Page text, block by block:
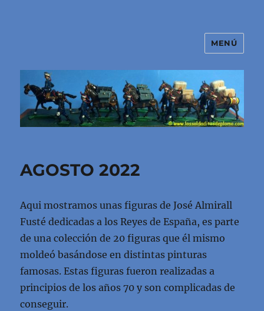
El mundo de los soldaditos de
plomo
MENÚ
AGOSTO 2022
Aqui mostramos unas figuras de José Almirall
Fusté dedicadas a los Reyes de España, es parte
de una colección de 20 figuras que él mismo
moldeó basándose en distintas pinturas
famosas. Estas figuras fueron realizadas a
principios de los años 70 y son complicadas de
conseguir.